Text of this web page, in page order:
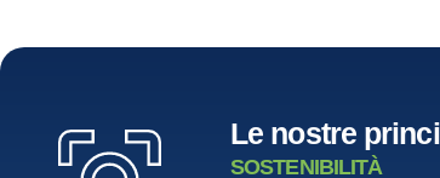
Le nostre
SOSTENIBILITÀ